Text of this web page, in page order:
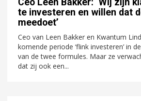
Ceo Leen Bakker: ‘Wij zijn
te investeren en willen dat
meedoet’
Ceo van Leen Bakker en Kwantum
komende periode ‘flink investeren’ in
van de twee formules. Maar ze
dat zij ook een...